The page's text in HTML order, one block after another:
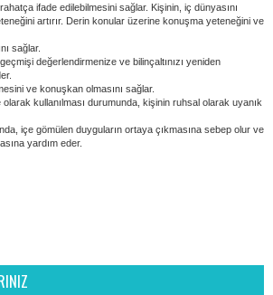
ifade edilebilmesini sağlar. Kişinin, iç dünyasını
artırır. Derin konular üzerine konuşma yeteneğini ve
sağlar.
değerlendirmenize ve bilinçaltınızı yeniden
ve konuşkan olmasını sağlar.
kullanılması durumunda, kişinin ruhsal olarak uyanık
içe gömülen duyguların ortaya çıkmasına sebep olur ve
yardım eder.